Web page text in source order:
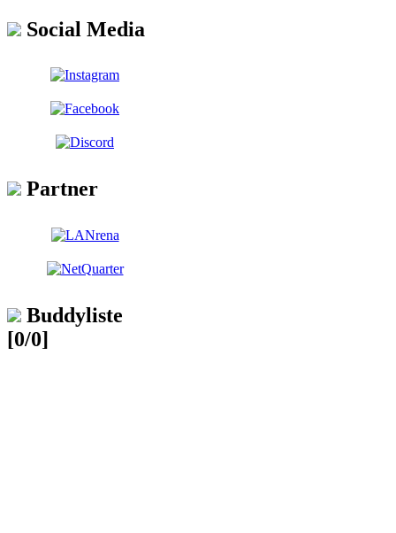
Social Media
Partner
Buddyliste
[0/0]